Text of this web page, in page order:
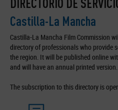
DIRECTORIO DE
Castilla-La Mancha
Castilla-La Mancha Film Commission
directory of professionals who provide
the region. It will be published online
and will have an annual printed version.
The subscription to this directory is